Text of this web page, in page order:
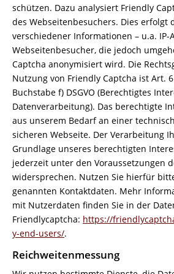
schützen. Dazu analysiert Friendly
des Webseitenbesuchers. Dies erfolgt
verschiedener Informationen – u.a. IP-
Webseitenbesucher, die jedoch
Captcha anonymisiert wird. Die
Nutzung von Friendly Captcha ist Art. 6
Buchstabe f) DSGVO (Berechtigtes
Datenverarbeitung). Das berechtigte
aus unserem Bedarf an einer
sicheren Webseite. Der Verarbeitung
Grundlage unseres berechtigten
jederzeit unter den Voraussetzungen
widersprechen. Nutzen Sie hierfür
genannten Kontaktdaten. Mehr
mit Nutzerdaten finden Sie in der
Friendlycaptcha: https://
y-end-users/.
Reichweitenmessung